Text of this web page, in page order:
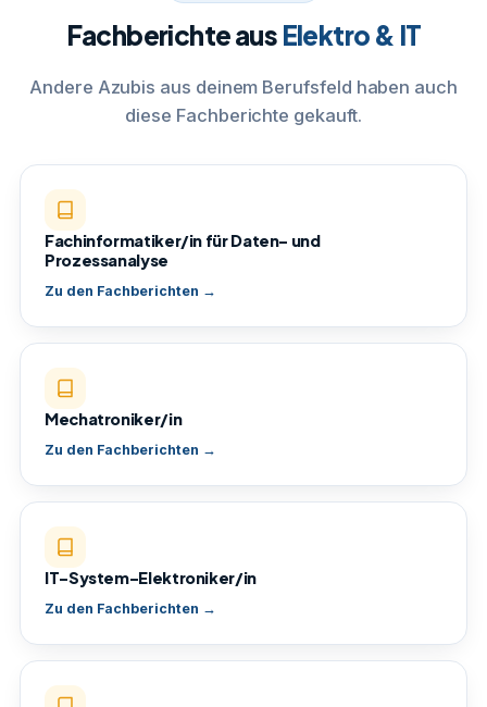
Fachberichte aus Elektro & IT
Andere Azubis aus deinem Berufsfeld haben auch
diese Fachberichte gekauft.
Fachinformatiker/in für Daten- und
Prozessanalyse
Zu den Fachberichten →
Mechatroniker/in
Zu den Fachberichten →
IT-System-Elektroniker/in
Zu den Fachberichten →